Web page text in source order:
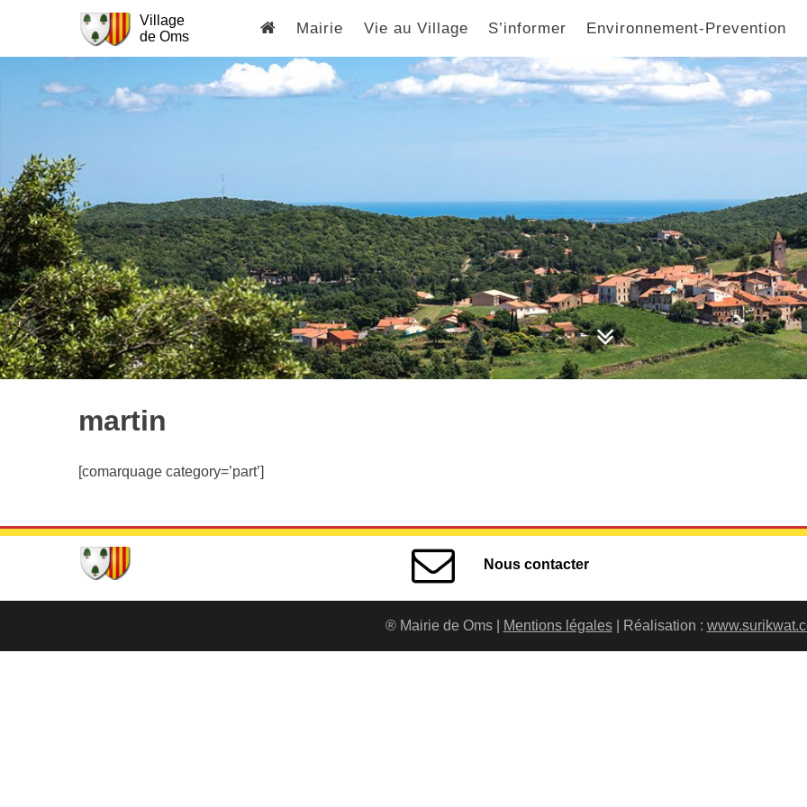
Village
de Oms
Mairie Vie au Village S’informer Environnement-Prevention
martin
[comarquage category=’part’]
Nous contacter
® Mairie de Oms | Mentions légales| Réalisation :